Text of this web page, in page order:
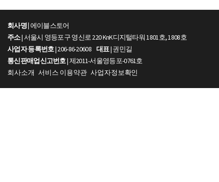
회사명 |에이블스토어
주소| 서울시 영등포구 영신로 220 KnK디지털타워 1801호, 1808호
사업자 등록번호| 206-86-20608 대표| 권민길
통신판매업신고번호| 제2011-서울영등포-0761호
회사소개 서비스 이용약관 사업자정보확인